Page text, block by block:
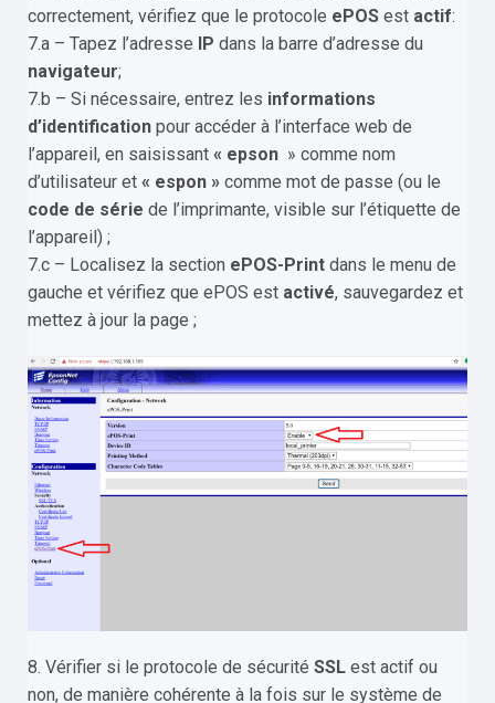
correctement, vérifiez que le protocole ePOS est actif:
7.a – Tapez l’adresse IP dans la barre d’adresse du
navigateur;
7.b – Si nécessaire, entrez les informations
d’identification pour accéder à l’interface web de
l’appareil, en saisissant « epson » comme nom
d’utilisateur et « espon » comme mot de passe (ou le
code de série de l’imprimante, visible sur l’étiquette de
l’appareil) ;
7.c – Localisez la section ePOS-Print dans le menu de
gauche et vérifiez que ePOS est activé, sauvegardez et
mettez à jour la page ;
8. Vérifier si le protocole de sécurité SSL est actif ou
non, de manière cohérente à la fois sur le système de